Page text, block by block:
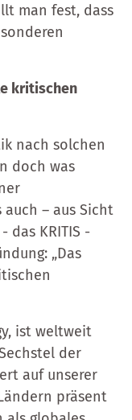
man fest, dass
kritischen
nach solchen
doch was
auch – aus Sicht
das KRITIS -
„Das
ist weltweit
der
auf unserer
präsent